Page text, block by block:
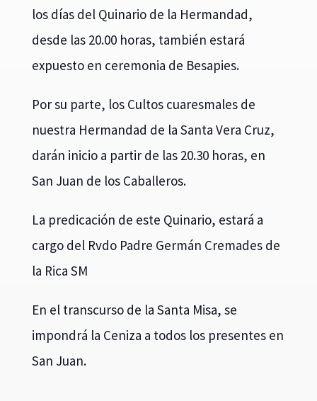
los días del Quinario de la Hermandad,
desde las 20.00 horas, también estará
expuesto en ceremonia de Besapies.
Por su parte, los Cultos cuaresmales de
nuestra Hermandad de la Santa Vera Cruz,
darán inicio a partir de las 20.30 horas, en
San Juan de los Caballeros.
La predicación de este Quinario, estará a
cargo del Rvdo Padre Germán Cremades de
la Rica SM
En el transcurso de la Santa Misa, se
impondrá la Ceniza a todos los presentes en
San Juan.